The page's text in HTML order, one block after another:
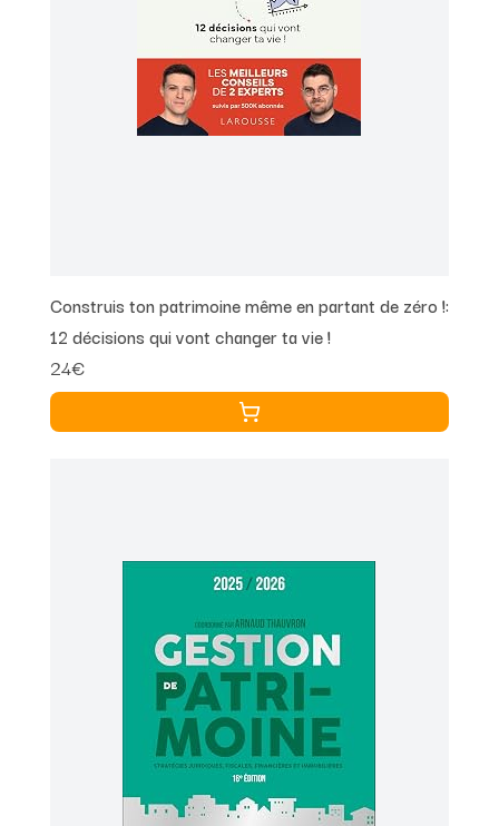
Construis ton patrimoine même en partant de zéro !:
12 décisions qui vont changer ta vie !
24€